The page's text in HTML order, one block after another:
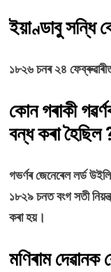
ইয়াণ্ডাবু সন্ধি
১৮২৬ চনৰ ২৪
কোন গৰাকী
বন্ধ কৰা হৈছিল
গভৰ্ণৰ জেনেৰেল লৰ্ড
১৮২৯ চনত বংগ সতী
কৰা হয়।
মণিৰাম দেৱানক